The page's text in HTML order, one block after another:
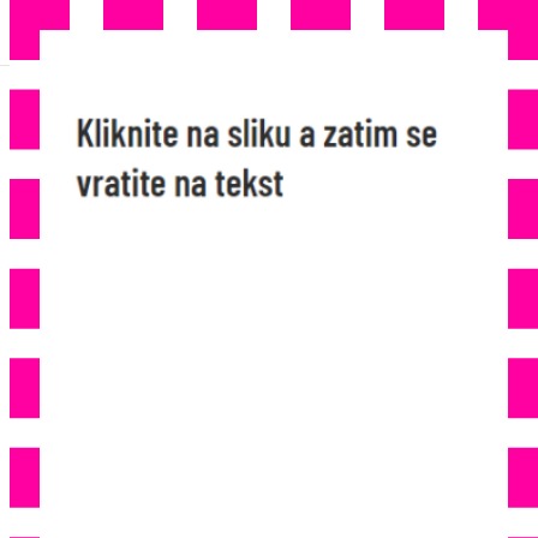
UPOZORENJE POTROŠAČIMA U
NJEMAČKOJ: Ovaj Hleb Može